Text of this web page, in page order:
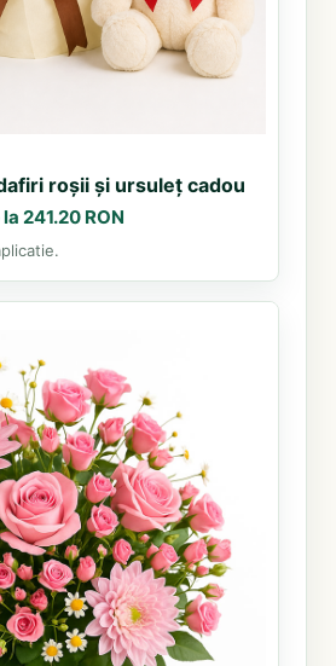
roșii și ursuleț cadou
241.20 RON